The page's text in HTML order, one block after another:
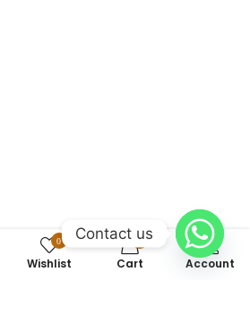
0
Wishlist
0
Cart Account
Contact us